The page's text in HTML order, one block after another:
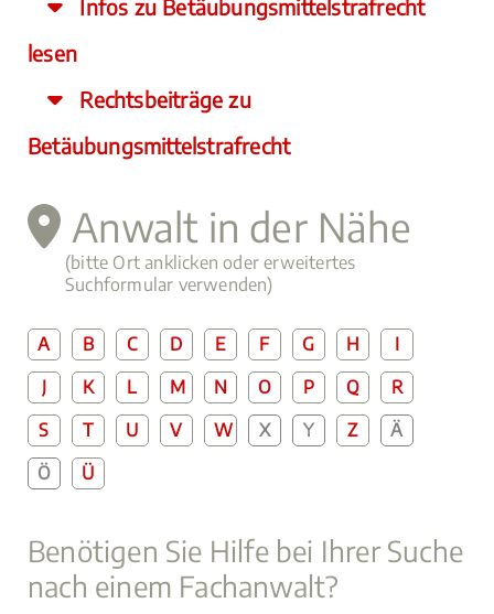
Infos zu Betäubungsmittelstrafrecht
lesen
Rechtsbeiträge zu
Betäubungsmittelstrafrecht
Anwalt in der Nähe
(bitte Ort anklicken oder erweitertes
Suchformular verwenden)
A B C D E F G H
I
J
K L M N O P Q
R
S
T U V W X Y Z
Ä
Ö
Ü
Benötigen Sie Hilfe bei Ihrer Suche
nach einem Fachanwalt?